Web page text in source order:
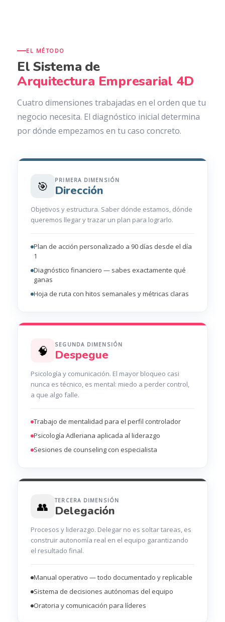
EL MÉTODO
El Sistema de
Arquitectura Empresarial 4D
Cuatro dimensiones trabajadas en el orden que tu
negocio necesita. El diagnóstico inicial determina
por dónde empezamos en tu caso concreto.
🎯 PRIMERA DIMENSIÓN
Dirección
Objetivos y estructura. Saber dónde estamos, dónde
queremos llegar y trazar un plan para lograrlo.
Plan de acción personalizado a 90 días desde el día
1
Diagnóstico financiero — sabes exactamente qué
ganas
Hoja de ruta con hitos semanales y métricas claras
🧠 SEGUNDA DIMENSIÓN
Despegue
Psicología y comunicación. El mayor bloqueo casi
nunca es técnico, es mental: miedo a perder control,
a que algo falle.
Trabajo de mentalidad para el perfil controlador
Psicología Adleriana aplicada al liderazgo
Sesiones de counseling con especialista
👥 TERCERA DIMENSIÓN
Delegación
Procesos y liderazgo. Delegar no es soltar tareas, es
construir autonomía real en el equipo garantizando
el resultado final.
Manual operativo — todo documentado y replicable
Sistema de decisiones autónomas del equipo
Oratoria y comunicación para líderes